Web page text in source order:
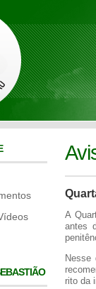
A
antes
Nesse
rito da